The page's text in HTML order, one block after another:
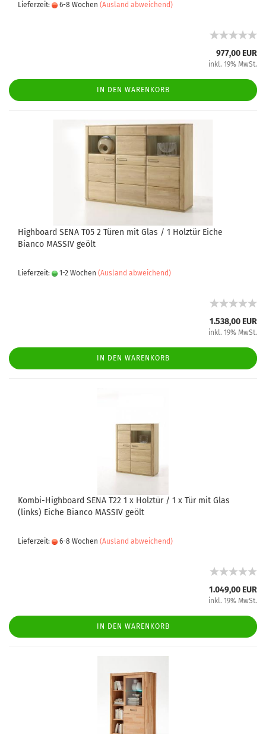
Lieferzeit: 6-8 Wochen (Ausland abweichend)
977,00 EUR
inkl. 19% MwSt.
IN DEN WARENKORB
Highboard SENA T05 2 Türen mit Glas / 1 Holztür Eiche
Bianco MASSIV geölt
Lieferzeit: 1-2 Wochen (Ausland abweichend)
1.538,00 EUR
inkl. 19% MwSt.
IN DEN WARENKORB
Kombi-Highboard SENA T22 1 x Holztür / 1 x Tür mit Glas
(links) Eiche Bianco MASSIV geölt
Lieferzeit: 6-8 Wochen (Ausland abweichend)
1.049,00 EUR
inkl. 19% MwSt.
IN DEN WARENKORB